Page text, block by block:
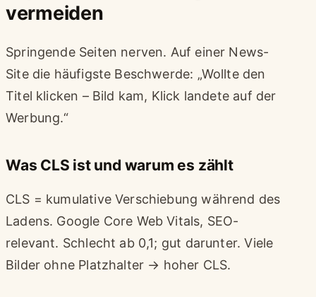
vermeiden
Springende Seiten nerven. Auf einer News-
Site die häufigste Beschwerde: „Wollte den
Titel klicken – Bild kam, Klick landete auf der
Werbung.“
Was CLS ist und warum es zählt
CLS = kumulative Verschiebung während des
Ladens. Google Core Web Vitals, SEO-
relevant. Schlecht ab 0,1; gut darunter. Viele
Bilder ohne Platzhalter → hoher CLS.